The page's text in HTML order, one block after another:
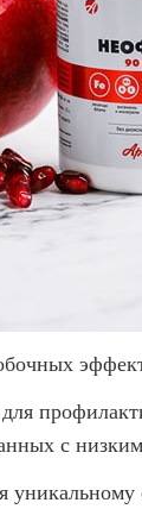
с